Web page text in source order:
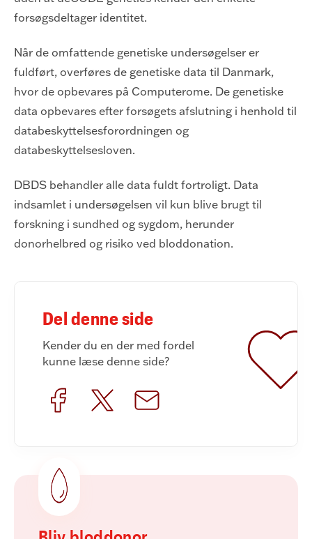
forsøgsdeltager identitet.
Når de omfattende genetiske undersøgelser er
fuldført, overføres de genetiske data til Danmark,
hvor de opbevares på Computerome. De genetiske
data opbevares efter forsøgets afslutning i henhold til
databeskyttelsesforordningen og
databeskyttelsesloven.
DBDS behandler alle data fuldt fortroligt. Data
indsamlet i undersøgelsen vil kun blive brugt til
forskning i sundhed og sygdom, herunder
donorhelbred og risiko ved bloddonation.
Del denne side
Kender du en der med fordel
kunne læse denne side?